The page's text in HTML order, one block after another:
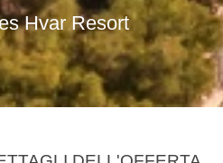
Hvar Resort